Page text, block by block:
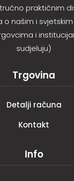
praktičnim
o našim i
i
sudjeluju)
Trgovina
Detalji računa
Kontakt
Info